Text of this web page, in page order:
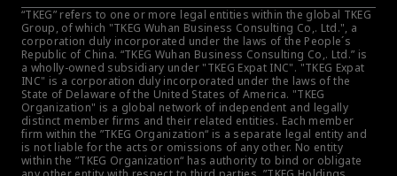
“TKEG” refers to one or more legal entities within the global TKEG
Group, of which "TKEG Wuhan Business Consulting Co,. Ltd.", a
corporation duly incorporated under the laws of the People´s
Republic of China. “TKEG Wuhan Business Consulting Co,. Ltd.” is
a wholly-owned subsidiary under "TKEG Expat INC". "TKEG Expat
INC" is a corporation duly incorporated under the laws of the
State of Delaware of the United States of America. "TKEG
Organization" is a global network of independent and legally
distinct member firms and their related entities. Each member
firm within the ”TKEG Organization“ is a separate legal entity and
is not liable for the acts or omissions of any other. No entity
within the ”TKEG Organization“ has authority to bind or obligate